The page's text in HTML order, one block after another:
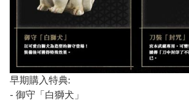
早期購入特典:
- 御守「白獅犬」